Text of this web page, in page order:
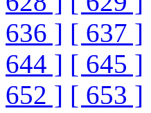
636 ] [ 637 ]
644 ] [ 645 ]
652 ] [ 653 ]